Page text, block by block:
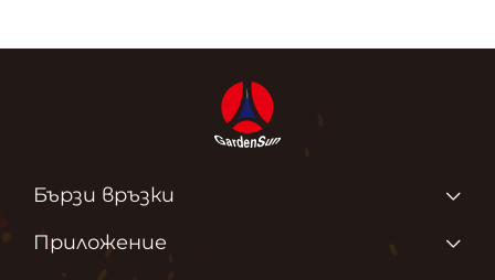
Бързи връзки
Продукти
Приложение